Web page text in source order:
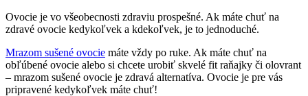
Ovocie je vo všeobecnosti zdraviu prospešné. Ak máte chuť na
zdravé ovocie kedykoľvek a kdekoľvek, je to jednoduché.
Mrazom sušené ovocie máte vždy po ruke. Ak máte chuť na
obľúbené ovocie alebo si chcete urobiť skvelé fit raňajky či olovrant
– mrazom sušené ovocie je zdravá alternatíva. Ovocie je pre vás
pripravené kedykoľvek máte chuť!